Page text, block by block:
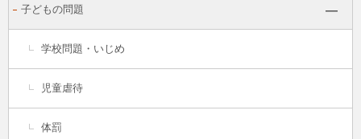
子どもの問題
学校問題・いじめ
児童虐待
体罰